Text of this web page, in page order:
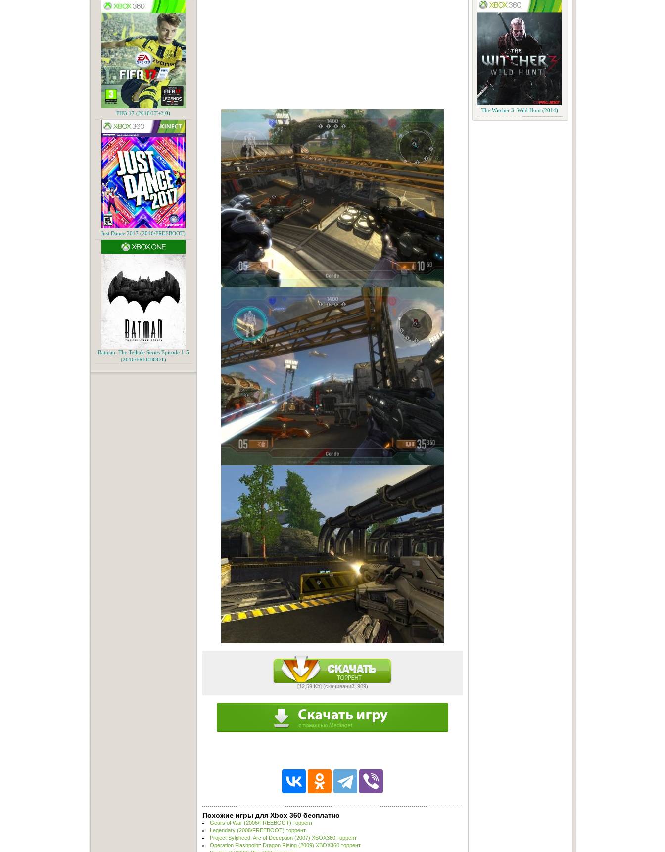
The Witcher 3: Wild Hunt (2014)
[12,59 Kb] (cкачиваний: 909)
Похожие игры для Xbox 360 бесплатно
Gears of War (2006/FREEBOOT) торрент
Legendary (2008/FREEBOOT) торрент
Project Sylpheed: Arc of Deception (2007) XBOX360 торрент
Operation Flashpoint: Dragon Rising (2009) XBOX360 торрент
FIFA 17 (2016/LT+3.0)
Just Dance 2017 (2016/FREEBOOT)
Batman: The Telltale Series Episode 1-5
(2016/FREEBOOT)